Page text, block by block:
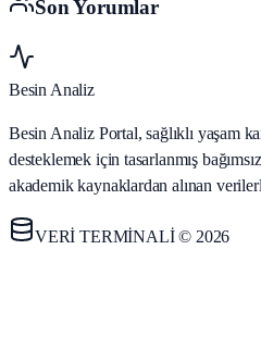
Son Yorumlar
Besin Analiz
Besin Analiz Portal, sağlıklı yaşam
desteklemek için tasarlanmış
akademik kaynaklardan alınan
VERİ TERMİNALİ © 2026